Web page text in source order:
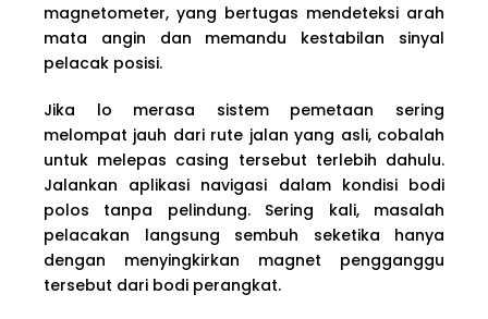
magnetometer, yang bertugas mendeteksi arah
mata angin dan memandu kestabilan sinyal
pelacak posisi.
Jika lo merasa sistem pemetaan sering
melompat jauh dari rute jalan yang asli, cobalah
untuk melepas casing tersebut terlebih dahulu.
Jalankan aplikasi navigasi dalam kondisi bodi
polos tanpa pelindung. Sering kali, masalah
pelacakan langsung sembuh seketika hanya
dengan menyingkirkan magnet pengganggu
tersebut dari bodi perangkat.